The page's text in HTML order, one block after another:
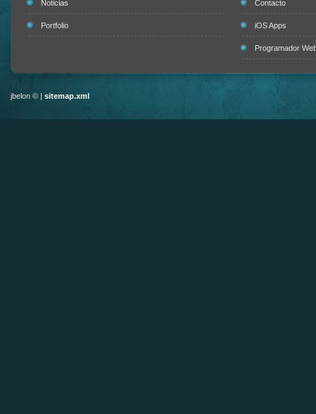
Noticias
Portfolio
Contacto
iOS Apps
Programador
jbelon © | sitemap.xml